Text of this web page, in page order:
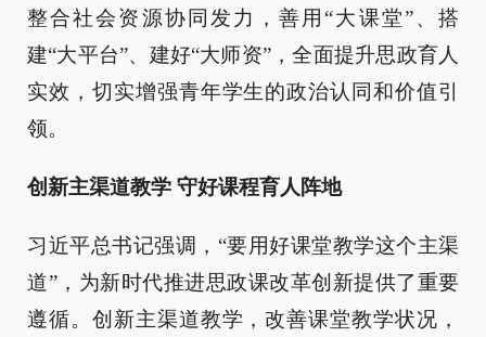
整合社会资源协同发力，善用“大课堂”、搭
建“大平台”、建好“大师资”，全面提升思政育人
实效，切实增强青年学生的政治认同和价值引
领。
创新主渠道教学 守好课程育人阵地
习近平总书记强调，“要用好课堂教学这个主渠
道”，为新时代推进思政课改革创新提供了重要
遵循。创新主渠道教学，改善课堂教学状况，